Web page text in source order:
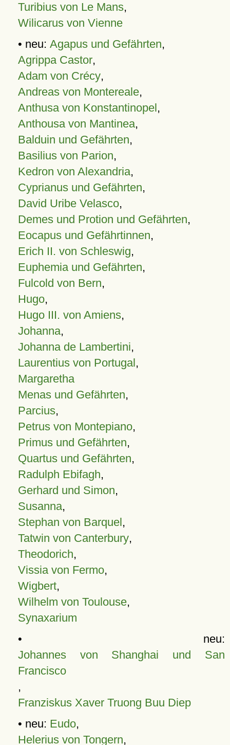
Turibius von Le Mans,
Wilicarus von Vienne
• neu: Agapus und Gefährten,
Agrippa Castor,
Adam von Crécy,
Andreas von Montereale,
Anthusa von Konstantinopel,
Anthousa von Mantinea,
Balduin und Gefährten,
Basilius von Parion,
Kedron von Alexandria,
Cyprianus und Gefährten,
David Uribe Velasco,
Demes und Protion und Gefährten,
Eocapus und Gefährtinnen,
Erich II. von Schleswig,
Euphemia und Gefährten,
Fulcold von Bern,
Hugo,
Hugo III. von Amiens,
Johanna,
Johanna de Lambertini,
Laurentius von Portugal,
Margaretha
Menas und Gefährten,
Parcius,
Petrus von Montepiano,
Primus und Gefährten,
Quartus und Gefährten,
Radulph Ebifagh,
Gerhard und Simon,
Susanna,
Stephan von Barquel,
Tatwin von Canterbury,
Theodorich,
Vissia von Fermo,
Wigbert,
Wilhelm von Toulouse,
Synaxarium
• neu:
Johannes von Shanghai und San
Francisco
,
Franziskus Xaver Truong Buu Diep
• neu: Eudo,
Helerius von Tongern,